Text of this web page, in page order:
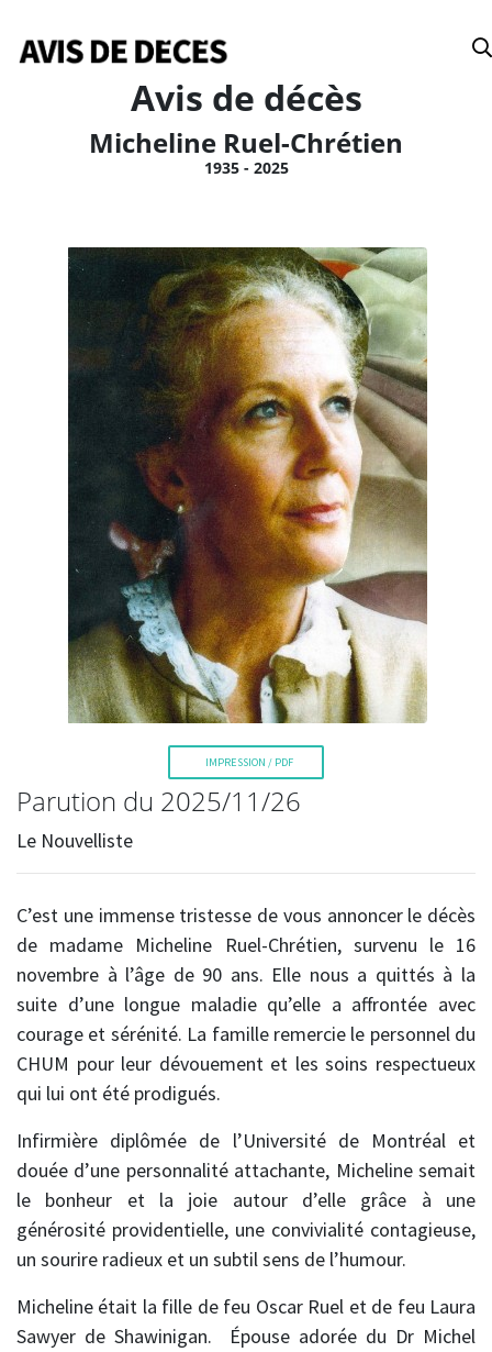
Avis de décès
Anniversaires
Remerciements
Le Soleil
Le Droit
La Tribune
Le Nouvelliste
Le Quotidien
La Voix de l'Est
RECHERCHER
Avis de décès
Micheline Ruel-Chrétien
1935 - 2025
IMPRESSION / PDF
Parution du 2025/11/26
Le Nouvelliste
C’est une immense tristesse de vous annoncer le décès
de madame Micheline Ruel-Chrétien, survenu le 16
novembre à l’âge de 90 ans. Elle nous a quittés à la
suite d’une longue maladie qu’elle a affrontée avec
courage et sérénité. La famille remercie le personnel du
CHUM pour leur dévouement et les soins respectueux
qui lui ont été prodigués.
Infirmière diplômée de l’Université de Montréal et
douée d’une personnalité attachante, Micheline semait
le bonheur et la joie autour d’elle grâce à une
générosité providentielle, une convivialité contagieuse,
un sourire radieux et un subtil sens de l’humour.
Micheline était la fille de feu Oscar Ruel et de feu Laura
Sawyer de Shawinigan. Épouse adorée du Dr Michel